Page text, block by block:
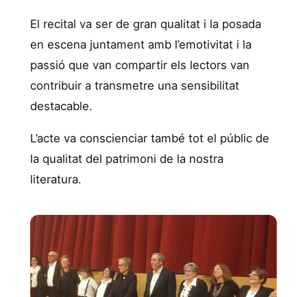
El recital va ser de gran qualitat i la posada
en escena juntament amb l’emotivitat i la
passió que van compartir els lectors van
contribuir a transmetre una sensibilitat
destacable.
L’acte va conscienciar també tot el públic de
la qualitat del patrimoni de la nostra
literatura.